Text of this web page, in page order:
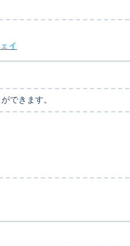
イ
できます。